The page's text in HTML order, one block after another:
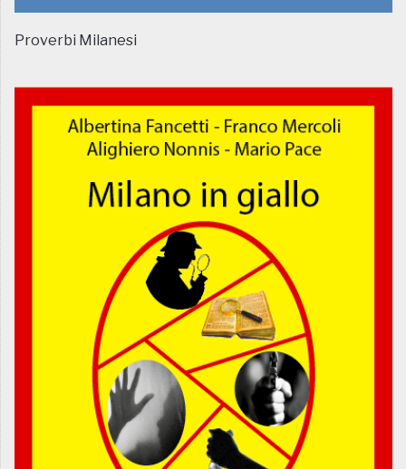
Proverbi Milanesi